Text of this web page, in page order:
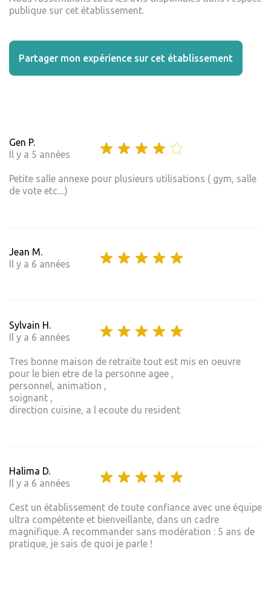
publique sur cet établissement.
Partager mon expérience sur cet établissement
Gen P.
Il y a 5 années
Petite salle annexe pour plusieurs utilisations ( gym, salle
de vote etc....)
Jean M.
Il y a 6 années
Sylvain H.
Il y a 6 années
Tres bonne maison de retraite tout est mis en oeuvre
pour le bien etre de la personne agee ,
personnel, animation ,
soignant ,
direction cuisine, a l ecoute du resident
Halima D.
Il y a 6 années
Cest un établissement de toute confiance avec une équipe
ultra compétente et bienveillante, dans un cadre
magnifique. A recommander sans modération : 5 ans de
pratique, je sais de quoi je parle !